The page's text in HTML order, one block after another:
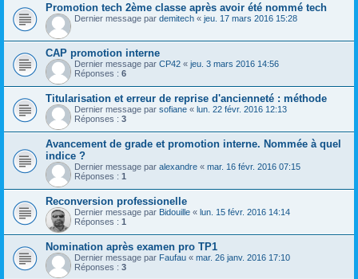
Promotion tech 2ème classe après avoir été nommé tech
Dernier message par demitech « jeu. 17 mars 2016 15:28
CAP promotion interne
Dernier message par CP42 « jeu. 3 mars 2016 14:56
Réponses : 6
Titularisation et erreur de reprise d'ancienneté : méthode
Dernier message par sofiane « lun. 22 févr. 2016 12:13
Réponses : 3
Avancement de grade et promotion interne. Nommée à quel
indice ?
Dernier message par alexandre « mar. 16 févr. 2016 07:15
Réponses : 1
Reconversion professionelle
Dernier message par Bidouille « lun. 15 févr. 2016 14:14
Réponses : 1
Nomination après examen pro TP1
Dernier message par Faufau « mar. 26 janv. 2016 17:10
Réponses : 3